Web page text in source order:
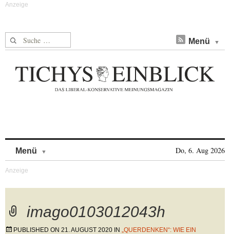
Suche nach: Menü
Menü Do, 6. Aug 2026
imago0103012043h
PUBLISHED ON 21. AUGUST 2020 IN „QUERDENKEN“: WIE EIN